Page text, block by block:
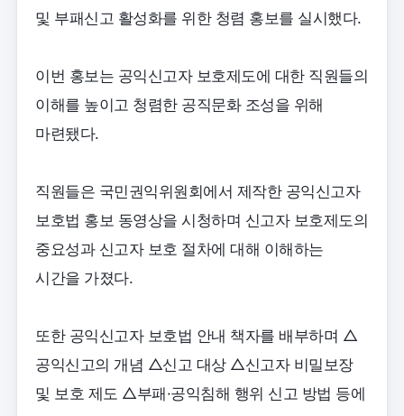
및 부패신고 활성화를 위한 청렴 홍보를 실시했다.
이번 홍보는 공익신고자 보호제도에 대한 직원들의
이해를 높이고 청렴한 공직문화 조성을 위해
마련됐다.
직원들은 국민권익위원회에서 제작한 공익신고자
보호법 홍보 동영상을 시청하며 신고자 보호제도의
중요성과 신고자 보호 절차에 대해 이해하는
시간을 가졌다.
또한 공익신고자 보호법 안내 책자를 배부하며 △
공익신고의 개념 △신고 대상 △신고자 비밀보장
및 보호 제도 △부패·공익침해 행위 신고 방법 등에